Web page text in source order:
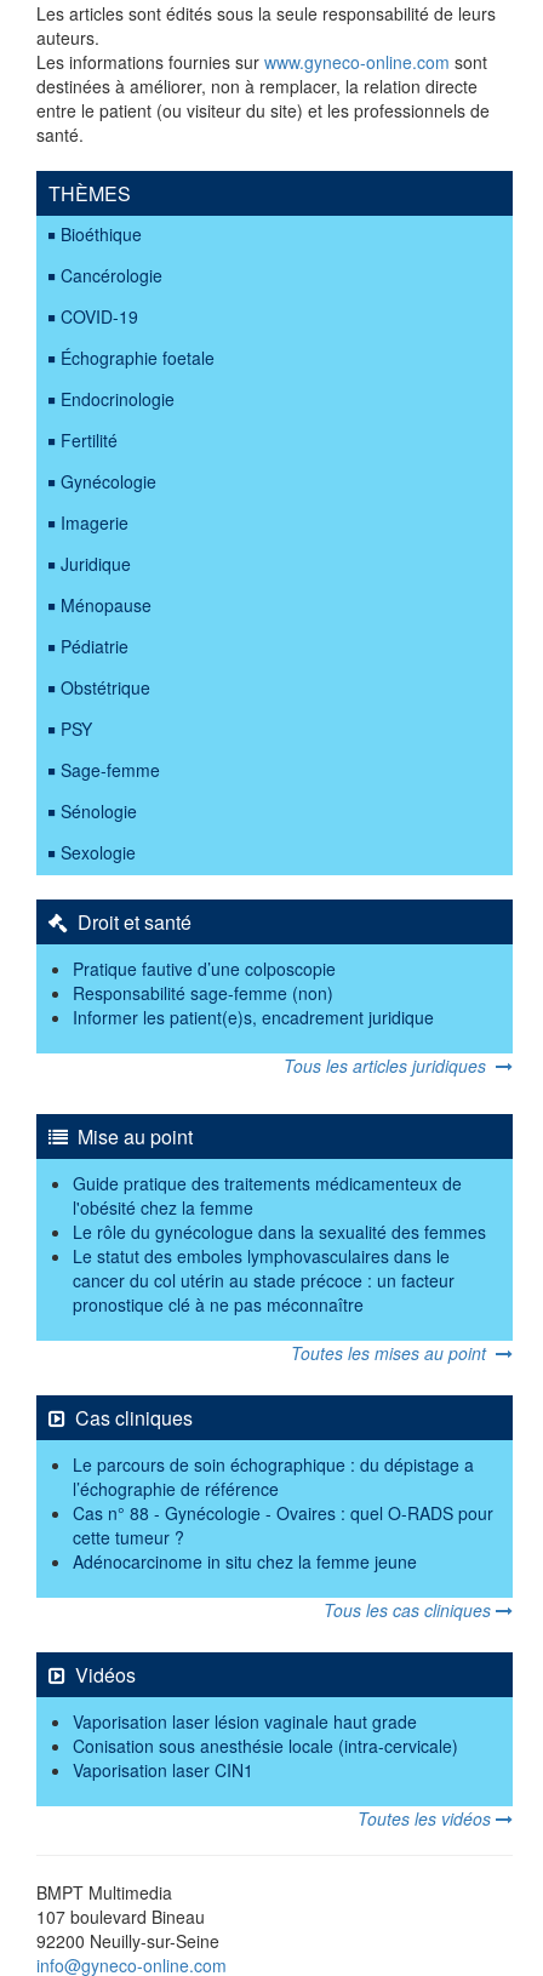
Les articles sont édités sous la seule responsabilité de leurs
auteurs.
Les informations fournies sur www.gyneco-online.com sont
destinées à améliorer, non à remplacer, la relation directe
entre le patient (ou visiteur du site) et les professionnels de
santé.
THÈMES
Bioéthique
Cancérologie
COVID-19
Échographie foetale
Endocrinologie
Fertilité
Gynécologie
Imagerie
Juridique
Ménopause
Pédiatrie
Obstétrique
PSY
Sage-femme
Sénologie
Sexologie
Droit et santé
Pratique fautive d’une colposcopie
Responsabilité sage-femme (non)
Informer les patient(e)s, encadrement juridique
Tous les articles juridiques
Mise au point
Guide pratique des traitements médicamenteux de
l'obésité chez la femme
Le rôle du gynécologue dans la sexualité des femmes
Le statut des emboles lymphovasculaires dans le
cancer du col utérin au stade précoce : un facteur
pronostique clé à ne pas méconnaître
Toutes les mises au point
Cas cliniques
Le parcours de soin échographique : du dépistage a
l’échographie de référence
Cas n° 88 - Gynécologie - Ovaires : quel O-RADS pour
cette tumeur ?
Adénocarcinome in situ chez la femme jeune
Tous les cas cliniques
Vidéos
Vaporisation laser lésion vaginale haut grade
Conisation sous anesthésie locale (intra-cervicale)
Vaporisation laser CIN1
Toutes les vidéos
BMPT Multimedia
107 boulevard Bineau
92200 Neuilly-sur-Seine
info@gyneco-online.com